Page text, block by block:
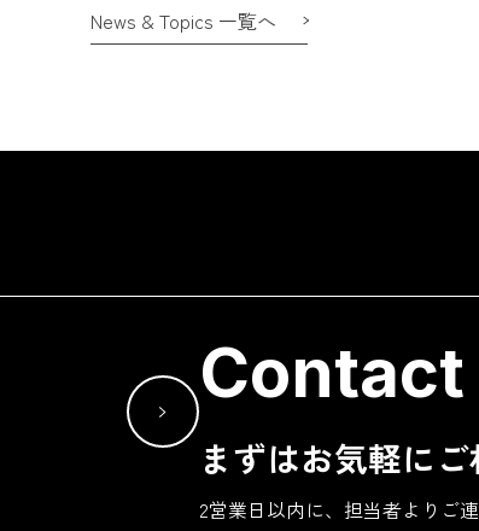
News & Topics 一覧へ
Contact
まずはお気軽に
2営業日以内に、担当者よりご